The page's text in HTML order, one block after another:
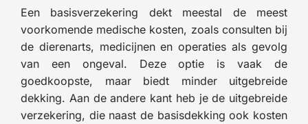
Een basisverzekering dekt meestal de meest
voorkomende medische kosten, zoals consulten bij
de dierenarts, medicijnen en operaties als gevolg
van een ongeval. Deze optie is vaak de
goedkoopste, maar biedt minder uitgebreide
dekking. Aan de andere kant heb je de uitgebreide
verzekering, die naast de basisdekking ook kosten